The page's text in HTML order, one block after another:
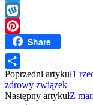
Twitter
Wykop
PinterestShare
Share
Poprzedni artykuł1
zdrowy związek
Następny artykułZ